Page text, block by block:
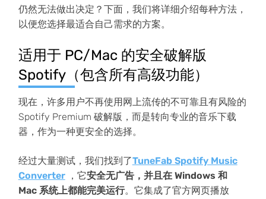
仍然无法做出决定？下面，我们将详细介绍每种方法，
以便您选择最适合自己需求的方案。
适用于 PC/Mac 的安全破解版
Spotify（包含所有高级功能）
现在，许多用户不再使用网上流传的不可靠且有风险的
Spotify Premium 破解版，而是转向专业的音乐下载
器，作为一种更安全的选择。
经过大量测试，我们找到了TuneFab Spotify Music
Converter，它安全无广告，并且在 Windows 和
Mac 系统上都能完美运行。它集成了官方网页播放